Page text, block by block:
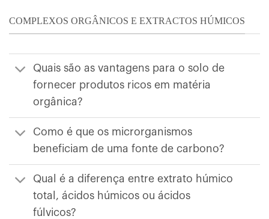
COMPLEXOS ORGÂNICOS E EXTRACTOS HÚMICOS
Quais são as vantagens para o solo de
fornecer produtos ricos em matéria
orgânica?
Como é que os microrganismos
beneficiam de uma fonte de carbono?
Qual é a diferença entre extrato húmico
total, ácidos húmicos ou ácidos
fúlvicos?